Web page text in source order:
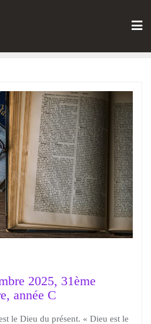
2025, 31ème
année C
le Dieu du présent. « Dieu est le